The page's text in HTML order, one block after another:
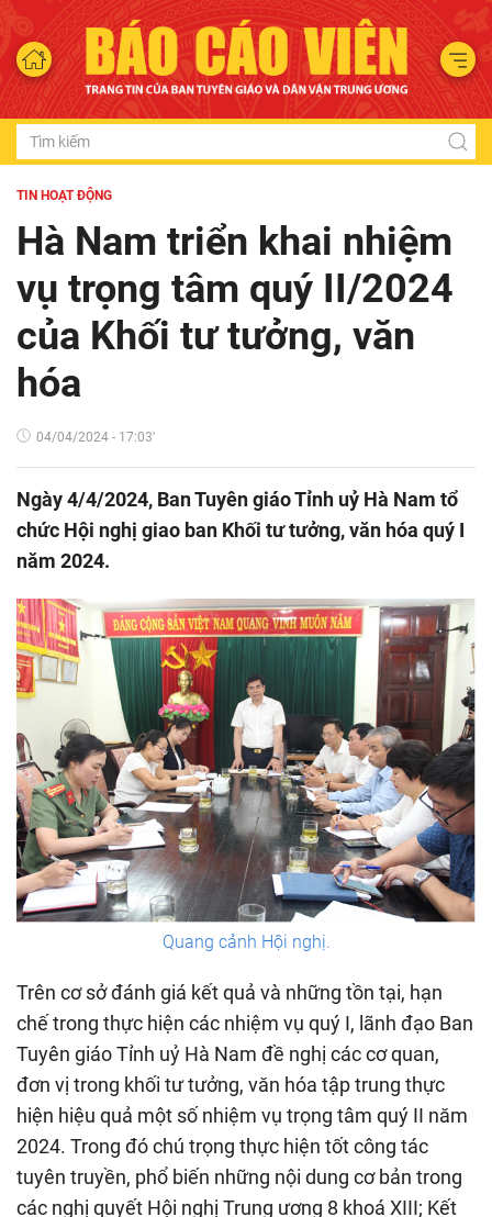
TIN HOẠT ĐỘNG
Hà Nam triển khai nhiệm
vụ trọng tâm quý II/2024
của Khối tư tưởng, văn
hóa
04/04/2024 - 17:03'
Ngày 4/4/2024, Ban Tuyên giáo Tỉnh uỷ Hà Nam tổ
chức Hội nghị giao ban Khối tư tưởng, văn hóa quý I
năm 2024.
Quang cảnh Hội nghị.
Trên cơ sở đánh giá kết quả và những tồn tại, hạn
chế trong thực hiện các nhiệm vụ quý I, lãnh đạo Ban
Tuyên giáo Tỉnh uỷ Hà Nam đề nghị các cơ quan,
đơn vị trong khối tư tưởng, văn hóa tập trung thực
hiện hiệu quả một số nhiệm vụ trọng tâm quý II năm
2024. Trong đó chú trọng thực hiện tốt công tác
tuyên truyền, phổ biến những nội dung cơ bản trong
các nghị quyết Hội nghị Trung ương 8 khoá XIII; Kết